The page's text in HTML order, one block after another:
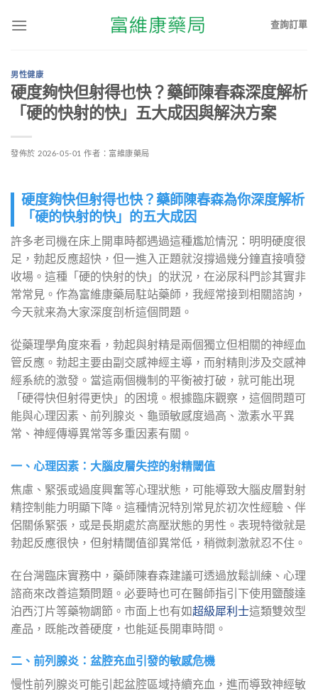
查詢訂單
男性健康
硬度夠快但射得也快？藥師陳春森深度解析
「硬的快射的快」五大成因與解決方案
發佈於 2026-05-01 作者： 富維康藥局
硬度夠快但射得也快？藥師陳春森為你深度解析
「硬的快射的快」的五大成因
許多老司機在床上開車時都遇過這種尷尬情況：明明硬度很
足，勃起反應超快，但一進入正題就沒撐過幾分鐘直接噴發
收場。這種「硬的快射的快」的狀況，在泌尿科門診其實非
常常見。作為富維康藥局駐站藥師，我經常接到相關諮詢，
今天就来為大家深度剖析這個問題。
從藥理學角度來看，勃起與射精是兩個獨立但相關的神經血
管反應。勃起主要由副交感神經主導，而射精則涉及交感神
經系統的激發。當這兩個機制的平衡被打破，就可能出現
「硬得快但射得更快」的困境。根據臨床觀察，這個問題可
能與心理因素、前列腺炎、龜頭敏感度過高、激素水平異
常、神經傳導異常等多重因素有關。
一、心理因素：大腦皮層失控的射精閾值
焦慮、緊張或過度興奮等心理狀態，可能導致大腦皮層對射
精控制能力明顯下降。這種情況特別常見於初次性經驗、伴
侶關係緊張，或是長期處於高壓狀態的男性。表現特徵就是
勃起反應很快，但射精閾值卻異常低，稍微刺激就忍不住。
在台灣臨床實務中，藥師陳春森建議可透過放鬆訓練、心理
諮商來改善這類問題。必要時也可在醫師指引下使用鹽酸達
泊西汀片等藥物調節。市面上也有如超級犀利士這類雙效型
產品，既能改善硬度，也能延長開車時間。
二、前列腺炎：盆腔充血引發的敏感危機
慢性前列腺炎可能引起盆腔區域持續充血，進而導致神經敏